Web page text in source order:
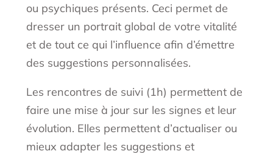
ou psychiques présents. Ceci permet de
dresser un portrait global de votre vitalité
et de tout ce qui l’influence afin d’émettre
des suggestions personnalisées.
Les rencontres de suivi (1h) permettent de
faire une mise à jour sur les signes et leur
évolution. Elles permettent d’actualiser ou
mieux adapter les suggestions et